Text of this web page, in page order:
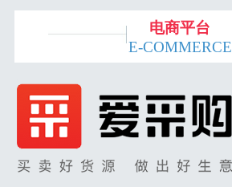
电商平台
E-COMMERCE